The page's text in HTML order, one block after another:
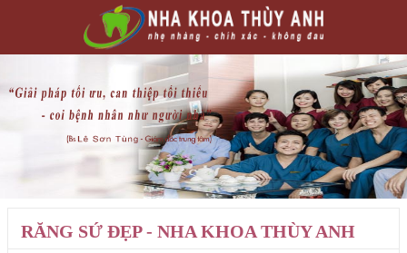
RĂNG SỨ ĐẸP - NHA KHOA THÙY ANH